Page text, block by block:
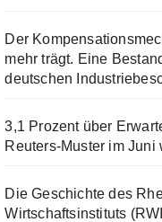
Der
mehr trägt. Eine
deutschen
3,1 Prozent über
Reuters-Muster im Juni
Die Geschichte des
Wirtschaftsinstituts